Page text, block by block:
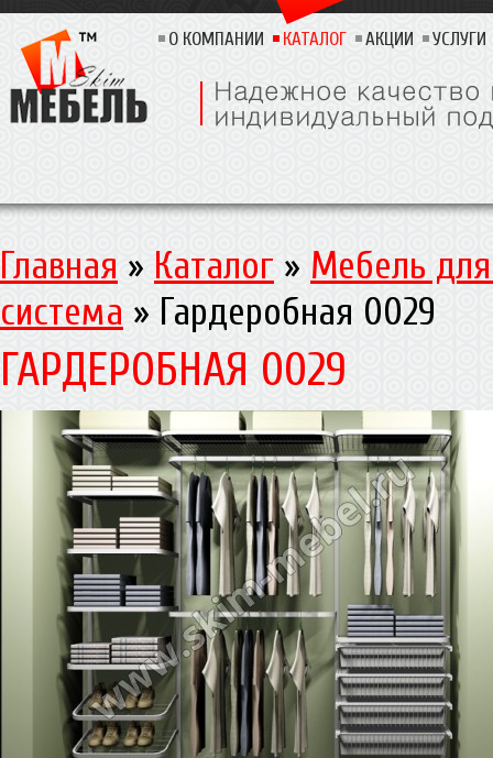
О КОМПАНИИ КАТАЛОГ АКЦИИ УСЛУГИ
Главная » Каталог » Мебель
система » Гардеробная 0029
ГАРДЕРОБНАЯ 0029